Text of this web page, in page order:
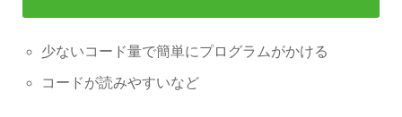
少ないコード量で簡単にプログラムがかける
コードが読みやすいなど